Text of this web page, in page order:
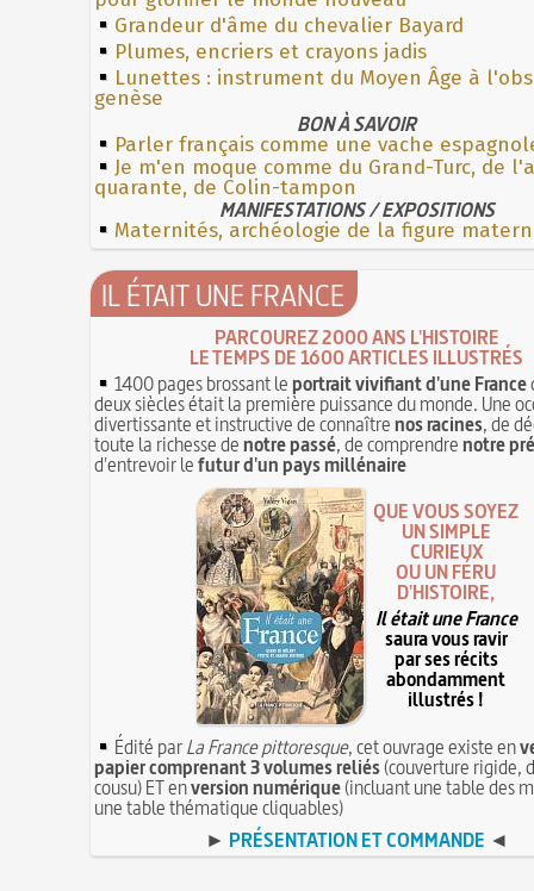
Grandeur d'âme du chevalier Bayard
Plumes, encriers et crayons jadis
Lunettes : instrument du Moyen Âge à
genèse
BON À SAVOIR
Parler français comme une vache
Je m'en moque comme du Grand-Turc, de
quarante, de Colin-tampon
MANIFESTATIONS / EXPOSITIONS
Maternités, archéologie de la figure
IL ÉTAIT UNE FRANCE
PARCOUREZ 2000 ANS L'HISTOIRE
LE TEMPS DE 1600 ARTICLES ILLUSTRÉS
1400 pages brossant leportrait vivifiant d'une France
deux siècles était la première puissance du monde. Une
divertissante et instructive de connaîtrenos racines, de
toute la richesse denotre passé, de comprendrenotre
d'entrevoir lefutur d'un pays millénaire
QUE VOUS SOYEZ
UN SIMPLE
CURIEUX
OU UN FÉRU
D'HISTOIRE,
Il était une France
saura vous ravir
par ses récits
abondamment
illustrés !
Édité parLa France pittoresque, cet ouvrage existe en
papier comprenant 3 volumes reliés(couverture rigide,
cousu) ET enversion numérique(incluant une table des
une table thématique cliquables)
► PRÉSENTATION ET COMMANDE ◄